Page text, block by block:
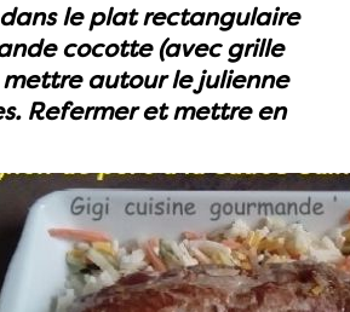
le plat rectangulaire
cocotte (avec grille
mettre autour le julienne
Refermer et mettre en